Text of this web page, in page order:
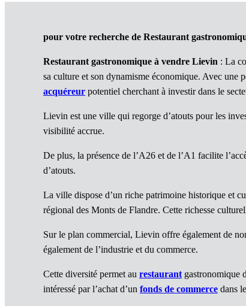
pour votre recherche de Restaurant
Restaurant gastronomique à vendre Lievin : La
sa culture et son dynamisme économique. Avec
acquéreur potentiel cherchant à investir dans le
Lievin est une ville qui regorge d’atouts pour les
visibilité accrue.
De plus, la présence de l’A26 et de l’A1 facilite
d’atouts.
La ville dispose d’un riche patrimoine historique et
régional des Monts de Flandre. Cette richesse
Sur le plan commercial, Lievin offre également de
également de l’industrie et du commerce.
Cette diversité permet au restaurant gastronomique
intéressé par l’achat d’un fonds de commerce dans